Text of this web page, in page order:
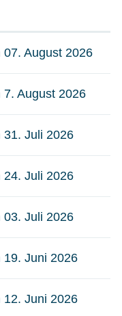
August 2026
August 2026
31. Juli 2026
24. Juli 2026
03. Juli 2026
19. Juni 2026
12. Juni 2026